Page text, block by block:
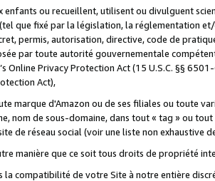
enfants ou recueillent, utilisent ou divulguent
que fixé par la législation, la réglementation
permis, autorisation, directive, code de
par toute autorité gouvernementale
Online Privacy Protection Act (15 U.S.C. §§
Act),
marque d'Amazon ou de ses filiales ou toute
nom de sous-domaine, dans tout « tag » ou
de réseau social (voir une liste non exhaustive
manière que ce soit tous droits de propriété
la compatibilité de votre Site à notre entière